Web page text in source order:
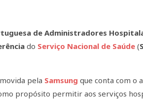
de Administradores
do Serviço Nacional de Saúde (
pela Samsung que conta com o
propósito permitir aos serviços